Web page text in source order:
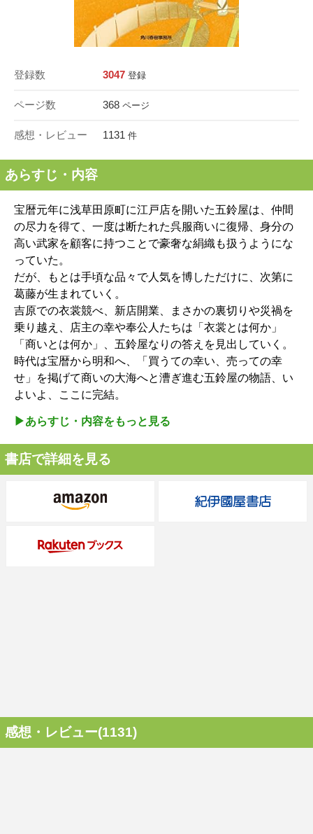
登録数 3047 登録
ページ数 368 ページ
感想・レビュー 1131 件
あらすじ・内容
宝暦元年に浅草田原町に江戸店を開いた五鈴屋は、仲間
の尽力を得て、一度は断たれた呉服商いに復帰、身分の
高い武家を顧客に持つことで豪奢な絹織も扱うようにな
っていた。
だが、もとは手頃な品々で人気を博しただけに、次第に
葛藤が生まれていく。
吉原での衣裳競べ、新店開業、まさかの裏切りや災禍を
乗り越え、店主の幸や奉公人たちは「衣裳とは何か」
「商いとは何か」、五鈴屋なりの答えを見出していく。
時代は宝暦から明和へ、「買うての幸い、売っての幸
せ」を掲げて商いの大海へと漕ぎ進む五鈴屋の物語、い
よいよ、ここに完結。
▶︎あらすじ・内容をもっと見る
書店で詳細を見る
感想・レビュー(1131)